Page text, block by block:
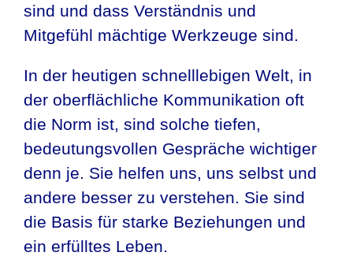
sind und dass Verständnis und
Mitgefühl mächtige Werkzeuge sind.
In der heutigen schnelllebigen Welt, in
der oberflächliche Kommunikation oft
die Norm ist, sind solche tiefen,
bedeutungsvollen Gespräche wichtiger
denn je. Sie helfen uns, uns selbst und
andere besser zu verstehen. Sie sind
die Basis für starke Beziehungen und
ein erfülltes Leben.